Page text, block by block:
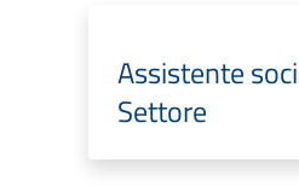
Assistente
Settore